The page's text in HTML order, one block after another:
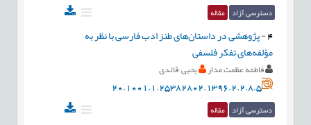
دسترسی آزاد مقاله
4
-پژوهشی در داستان‌های طنز ادب فارسی با نظر به
مؤلفه‌های تفکر فلسفی
فاطمه عظمت مدار یحیی قائدی
20.1001.1.25382802.1396.2.2.8.5
دسترسی آزاد مقاله